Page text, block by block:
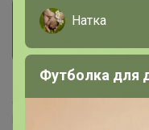
Прием заказов
приостановлен
мне нравится и
только он
Делая заказ, Вы
и
Натка
Футболка для